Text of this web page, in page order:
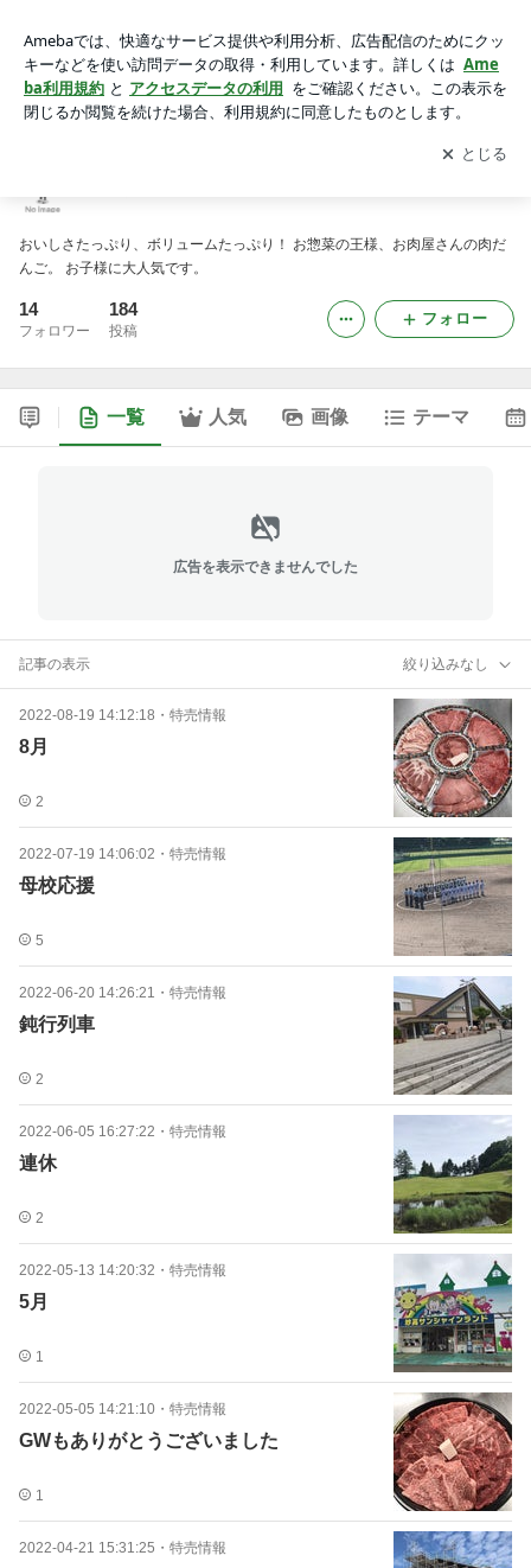
アプリをダウンロードして ブログの更新通知
を受け取りまし
ょう。
開く
おいしさたっぷり、ボリュームたっぷり！ お惣菜の王様、お肉屋さんの肉だ
んご。 お子様に大人気です。
14
フォロワー
184
投稿
フォロー
一覧 人気 画像 テーマ
広告を表示できませんでした
記事の表示 絞り込みなし
2022-08-19 14:12:18 ・ 特売情報
8月
2
2022-07-19 14:06:02 ・ 特売情報
母校応援
5
2022-06-20 14:26:21 ・ 特売情報
鈍行列車
2
2022-06-05 16:27:22 ・ 特売情報
連休
2
2022-05-13 14:20:32 ・ 特売情報
5月
1
2022-05-05 14:21:10 ・ 特売情報
GWもありがとうございました
1
2022-04-21 15:31:25 ・ 特売情報